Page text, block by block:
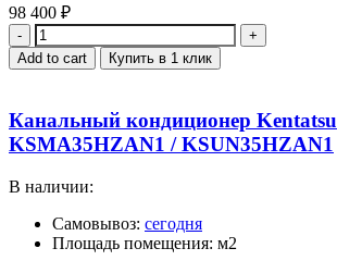
98 400 ₽
Quantity
Add to cart Купить в 1 клик
Канальный кондиционер Kentatsu
KSMA35HZAN1 / KSUN35HZAN1
В наличии:
Самовывоз: сегодня
Площадь помещения: м2